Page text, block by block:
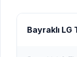
Bayraklı